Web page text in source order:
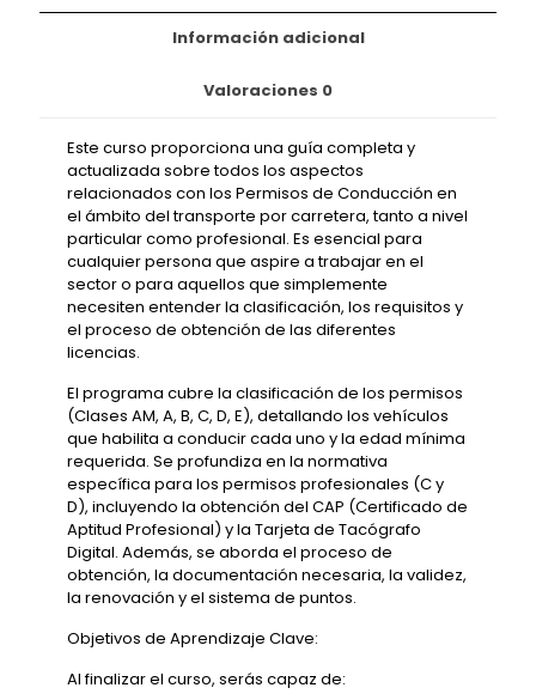
Información adicional
Valoraciones 0
Este curso proporciona una guía completa y
actualizada sobre todos los aspectos
relacionados con los Permisos de Conducción en
el ámbito del transporte por carretera, tanto a nivel
particular como profesional. Es esencial para
cualquier persona que aspire a trabajar en el
sector o para aquellos que simplemente
necesiten entender la clasificación, los requisitos y
el proceso de obtención de las diferentes
licencias.
El programa cubre la clasificación de los permisos
(Clases AM, A, B, C, D, E), detallando los vehículos
que habilita a conducir cada uno y la edad mínima
requerida. Se profundiza en la normativa
específica para los permisos profesionales (C y
D), incluyendo la obtención del CAP (Certificado de
Aptitud Profesional) y la Tarjeta de Tacógrafo
Digital. Además, se aborda el proceso de
obtención, la documentación necesaria, la validez,
la renovación y el sistema de puntos.
Objetivos de Aprendizaje Clave:
Al finalizar el curso, serás capaz de: